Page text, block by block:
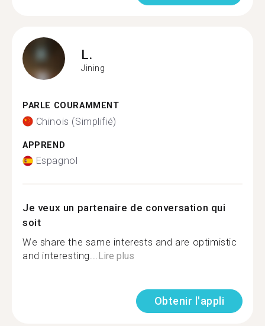
L.
Jining
PARLE COURAMMENT
Chinois (Simplifié)
APPREND
Espagnol
Je veux un partenaire de conversation qui
soit
We share the same interests and are optimistic
and interesting...Lire plus
Obtenir l'appli